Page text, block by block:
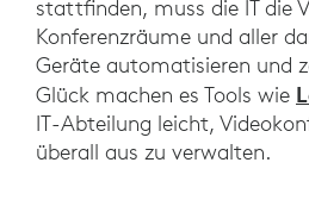
stattfinden, muss die IT die
Konferenzräume und aller
Geräte automatisieren und
Glück machen es Tools wie
IT-Abteilung leicht,
überall aus zu verwalten.